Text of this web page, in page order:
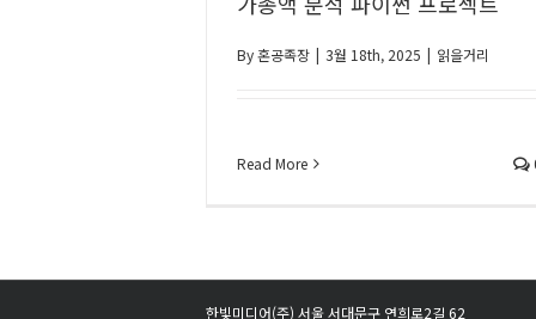
By혼공족장 | 3월 18th, 2025 | 읽을거리
Read More
한빛미디어(주) 서울 서대문구 연희로2길 62